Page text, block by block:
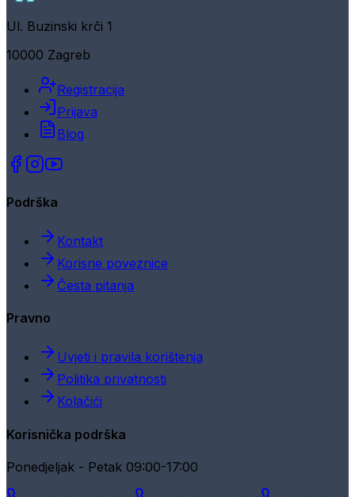
Ul. Buzinski krči 1
10000 Zagreb
Registracija
Prijava
Blog
Podrška
Kontakt
Korisne poveznice
Česta pitanja
Pravno
Uvjeti i pravila korištenja
Politika privatnosti
Kolačići
Korisnička podrška
Ponedjeljak - Petak 09:00-17:00